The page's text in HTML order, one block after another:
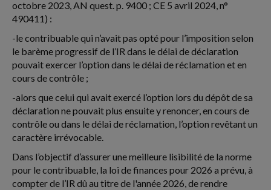
octobre 2023, AN quest. p. 9400 ; CE 5 avril 2024, n°
490411) :
-le contribuable qui n’avait pas opté pour l’imposition selon
le barème progressif de l’IR dans le délai de déclaration
pouvait exercer l’option dans le délai de réclamation et en
cours de contrôle ;
-alors que celui qui avait exercé l’option lors du dépôt de sa
déclaration ne pouvait plus ensuite y renoncer, en cours de
contrôle ou dans le délai de réclamation, l’option revêtant un
caractère irrévocable.
Dans l’objectif d’assurer une meilleure lisibilité de la norme
pour le contribuable, la loi de finances pour 2026 a prévu, à
compter de l’IR dû au titre de l'année 2026, de rendre